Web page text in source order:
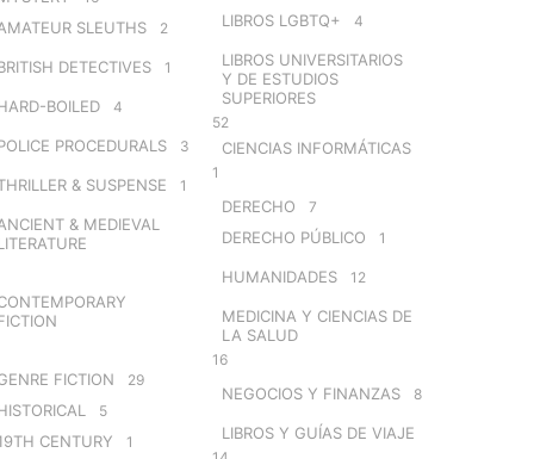
SLEUTHS 2
DETECTIVES 1
BOILED 4
PROCEDURALS 3
& SUSPENSE 1
& MEDIEVAL
FICTION 29
5
CENTURY 1
LIBROS LGBTQ+ 4
LIBROS UNIVERSITARIOS
Y DE ESTUDIOS
SUPERIORES
52
CIENCIAS INFORMÁTICAS
1
DERECHO 7
DERECHO PÚBLICO 1
HUMANIDADES 12
MEDICINA Y CIENCIAS DE
LA SALUD
16
NEGOCIOS Y FINANZAS 8
LIBROS Y GUÍAS DE VIAJE